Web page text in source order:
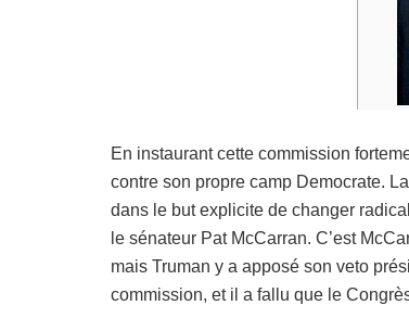
En instaurant cette commission
contre son propre camp Democrate.
dans le but explicite de changer
le sénateur Pat McCarran. C’est
mais Truman y a apposé son veto
commission, et il a fallu que le